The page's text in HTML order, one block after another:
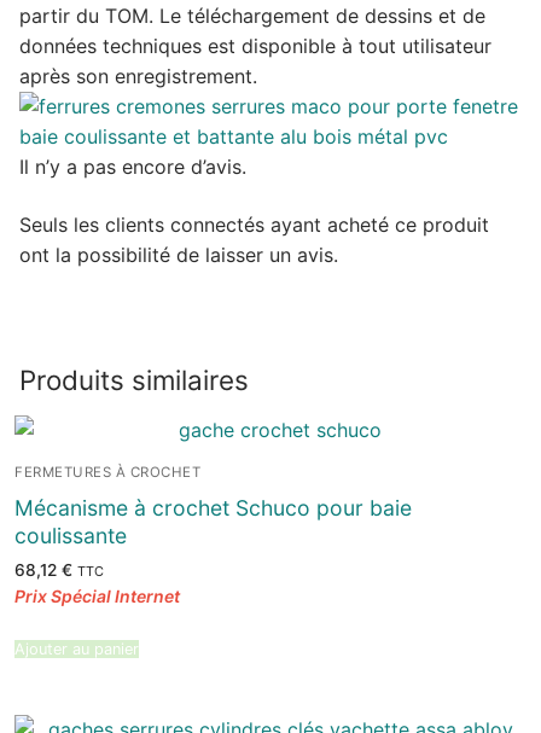
partir du TOM. Le téléchargement de dessins et de
données techniques est disponible à tout utilisateur
après son enregistrement.
Il n’y a pas encore d’avis.
Seuls les clients connectés ayant acheté ce produit
ont la possibilité de laisser un avis.
Produits similaires
FERMETURES À CROCHET
Mécanisme à crochet Schuco pour baie
coulissante
68,12 € TTC
Ajouter au panier